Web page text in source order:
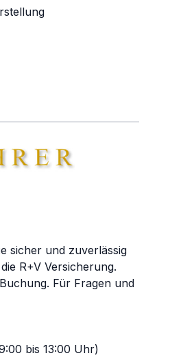
sicher und zuverlässig
R+V Versicherung.
Für Fragen und
bis 13:00 Uhr)